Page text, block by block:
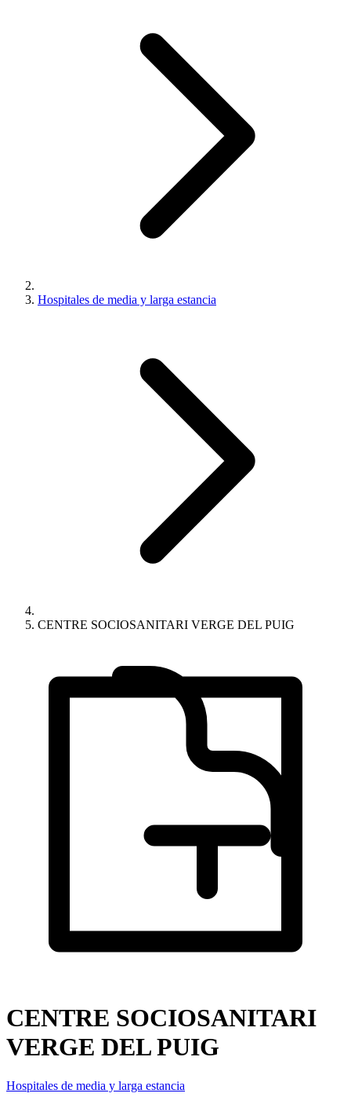
Hospitales de media y larga estancia
CENTRE SOCIOSANITARI VERGE DEL PUIG
CENTRE SOCIOSANITARI
VERGE DEL PUIG
Hospitales de media y larga estancia